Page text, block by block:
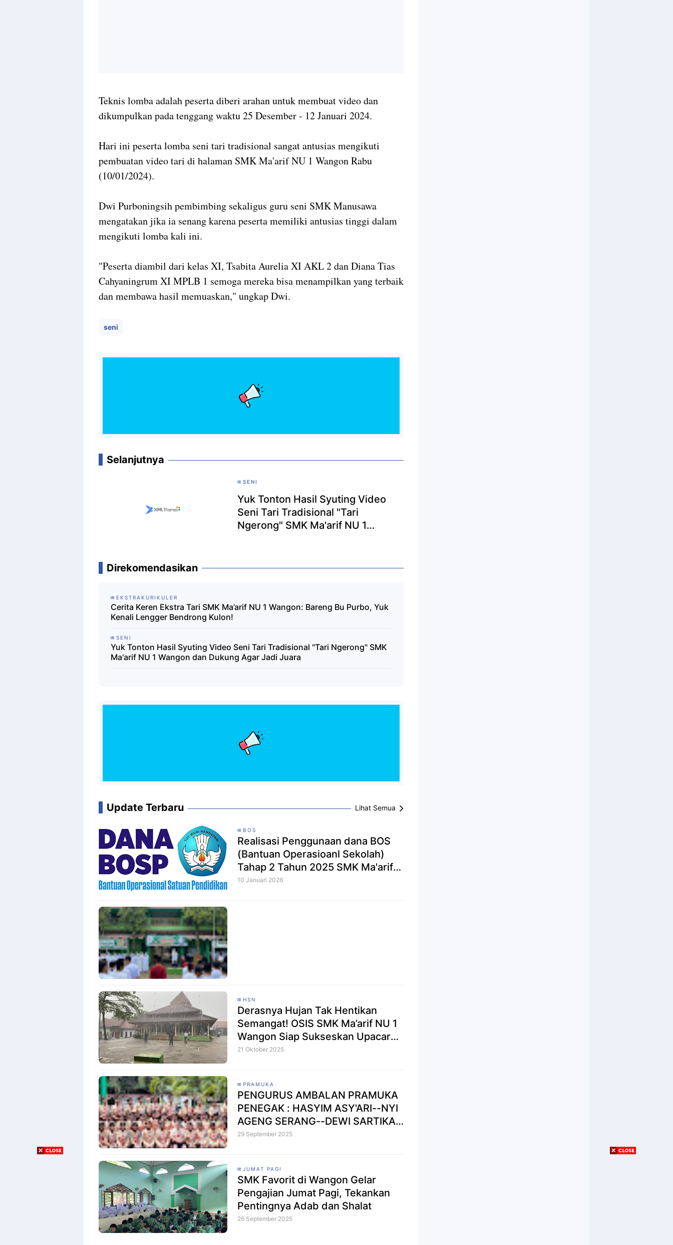
Teknis lomba adalah peserta diberi arahan untuk membuat video dan
dikumpulkan pada tenggang waktu 25 Desember - 12 Januari 2024.
Hari ini peserta lomba seni tari tradisional sangat antusias mengikuti
pembuatan video tari di halaman SMK Ma'arif NU 1 Wangon Rabu
(10/01/2024).
Dwi Purboningsih pembimbing sekaligus guru seni SMK Manusawa
mengatakan jika ia senang karena peserta memiliki antusias tinggi dalam
mengikuti lomba kali ini.
"Peserta diambil dari kelas XI, Tsabita Aurelia XI AKL 2 dan Diana Tias
Cahyaningrum XI MPLB 1 semoga mereka bisa menampilkan yang terbaik
dan membawa hasil memuaskan," ungkap Dwi.
seni
Selanjutnya
SENI
Yuk Tonton Hasil Syuting Video
Seni Tari Tradisional "Tari
Ngerong" SMK Ma'arif NU 1
Direkomendasikan
EKSTRAKURIKULER
Cerita Keren Ekstra Tari SMK Ma’arif NU 1 Wangon: Bareng Bu Purbo, Yuk
Kenali Lengger Bendrong Kulon!
SENI
Yuk Tonton Hasil Syuting Video Seni Tari Tradisional "Tari Ngerong" SMK
Ma'arif NU 1 Wangon dan Dukung Agar Jadi Juara
Update Terbaru Lihat Semua
BOS
Realisasi Penggunaan dana BOS
(Bantuan Operasioanl Sekolah)
Tahap 2 Tahun 2025 SMK Ma'arif
NU 1 Wangon
10 Januari 2026
HSN
Derasnya Hujan Tak Hentikan
Semangat! OSIS SMK Ma’arif NU 1
Wangon Siap Sukseskan Upacara
HSN 2025
21 Oktober 2025
PRAMUKA
PENGURUS AMBALAN PRAMUKA
PENEGAK : HASYIM ASY'ARI--NYI
AGENG SERANG--DEWI SARTIKA
PERIODE 2025-2026 GUDEP SMK
29 September 2025
JUMAT PAGI
SMK Favorit di Wangon Gelar
Pengajian Jumat Pagi, Tekankan
Pentingnya Adab dan Shalat
26 September 2025